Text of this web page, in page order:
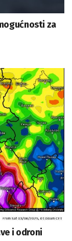
za
i odroni